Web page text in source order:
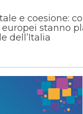
e coesione:
stanno
dell’Italia